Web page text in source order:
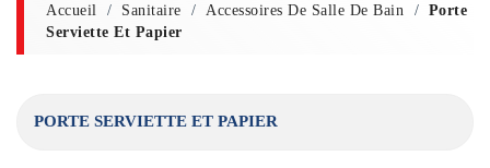
Accueil Sanitaire Accessoires De Salle De Bain
Porte
Serviette Et Papier
PORTE SERVIETTE ET PAPIER